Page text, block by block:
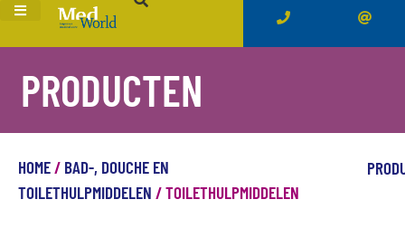
PRODUCTEN
HOME/ BAD-, DOUCHE EN
TOILETHULPMIDDELEN / TOILETHULPMIDDELEN